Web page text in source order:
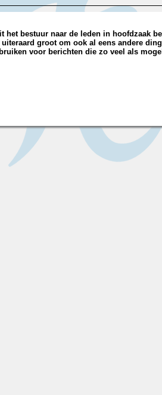
bestuur naar de leden in hoofdzaak
groot om ook al eens andere
voor berichten die zo veel als